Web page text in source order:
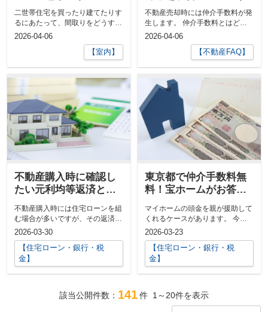
が解説！
二世帯住宅を買ったり建てたりす
るにあたって、間取りをどうすべ
きか迷う方が多いのではないでし
2026-04-06
【室内】
ホームが説明します
不動産売却時には仲介手数料が発
生します。 仲介手数料とはどん
な手数料なのでしょうか。 ここ
2026-04-06
【不動産FAQ】
不動産購入時に確認し
たい元利均等返済と元
京都で仲介手数料無料
の宝ホームが解説
不動産購入時には住宅ローンを組
む場合が多いですが、その返済方
法には、「元利均等返済」と「元
金均...
2026-03-30
【住宅ローン・銀行・税
金】
東京都で仲介手数料無
料！宝ホームがお答え
頭金を誰かから援助し
てもらう際の注意点と
は
マイホームの頭金を親が援助して
くれるケースがあります。 今回
は、親からマイホームの頭金の援
助を...
2026-03-23
【住宅ローン・銀行・税
金】
該当公開件数： 141件 1～20件を表示